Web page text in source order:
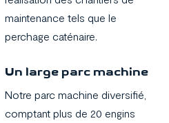
maintenance tels que le
perchage caténaire.
Un large parc machine
Notre parc machine diversifié,
comptant plus de 20 engins
métiers
d’application